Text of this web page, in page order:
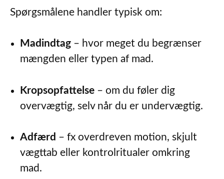
Spørgsmålene handler typisk om:
Madindtag – hvor meget du begrænser
mængden eller typen af mad.
Kropsopfattelse – om du føler dig
overvægtig, selv når du er undervægtig.
Adfærd – fx overdreven motion, skjult
vægttab eller kontrolritualer omkring
mad.